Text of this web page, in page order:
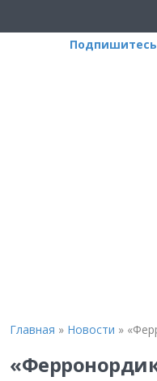
Подпишитесь
Главная » Новости »